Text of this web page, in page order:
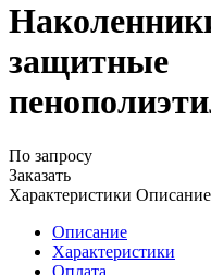
защитные
По запросу
Заказать
Характеристики Описание
Описание
Характеристики
Оплата